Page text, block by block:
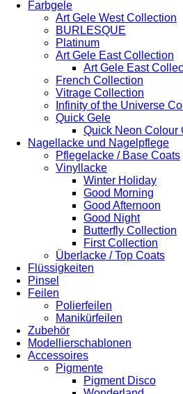
Farbgele
Art Gele West Collection
BURLESQUE
Platinum
Art Gele East Collection
Art Gele East
French Collection
Vitrage Collection
Infinity of the Universe
Quick Gele
Quick Neon Colour
Nagellacke und Nagelpflege
Pflegelacke / Base Coats
Vinyllacke
Winter Holiday
Good Morning
Good Afternoon
Good Night
Butterfly Collection
First Collection
Überlacke / Top Coats
Flüssigkeiten
Pinsel
Feilen
Polierfeilen
Manikürfeilen
Zubehör
Modellierschablonen
Accessoires
Pigmente
Pigment Disco